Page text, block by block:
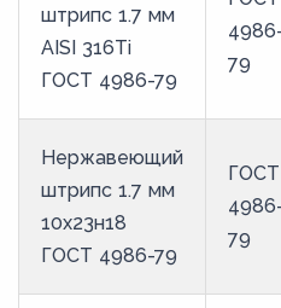
штрипс 1.7 мм
AISI 316Ti
ГОСТ 4986-79
79
Нержавеющий
штрипс 1.7 мм
10х23н18
ГОСТ 4986-79
ГОСТ
79